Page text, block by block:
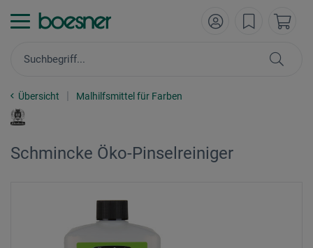
Übersicht Malhilfsmittel für Farben
Schmincke Öko-Pinselreiniger